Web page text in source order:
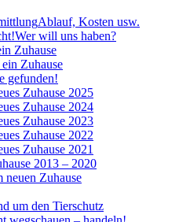
Ablauf, Kosten usw.
Wer will uns haben?
Zuhause
Zuhause
gefunden!
Zuhause 2025
Zuhause 2024
Zuhause 2023
Zuhause 2022
Zuhause 2021
2013 – 2020
neuen Zuhause
um den Tierschutz